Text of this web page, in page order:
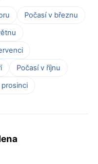
Počasí v březnu
Počasí v říjnu
prosinci